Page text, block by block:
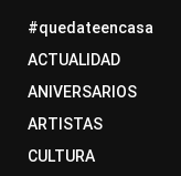
#quedateencasa
ACTUALIDAD
ANIVERSARIOS
ARTISTAS
CULTURA